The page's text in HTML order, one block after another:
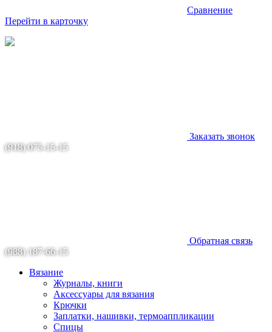
Сравнение
Перейти в карточку
Заказать звонок
(918) 075-15-15
Обратная связь
(988) 187-66-15
Вязание
Журналы, книги
Аксессуары для вязания
Крючки
Заплатки, нашивки, термоаппликации
Спицы